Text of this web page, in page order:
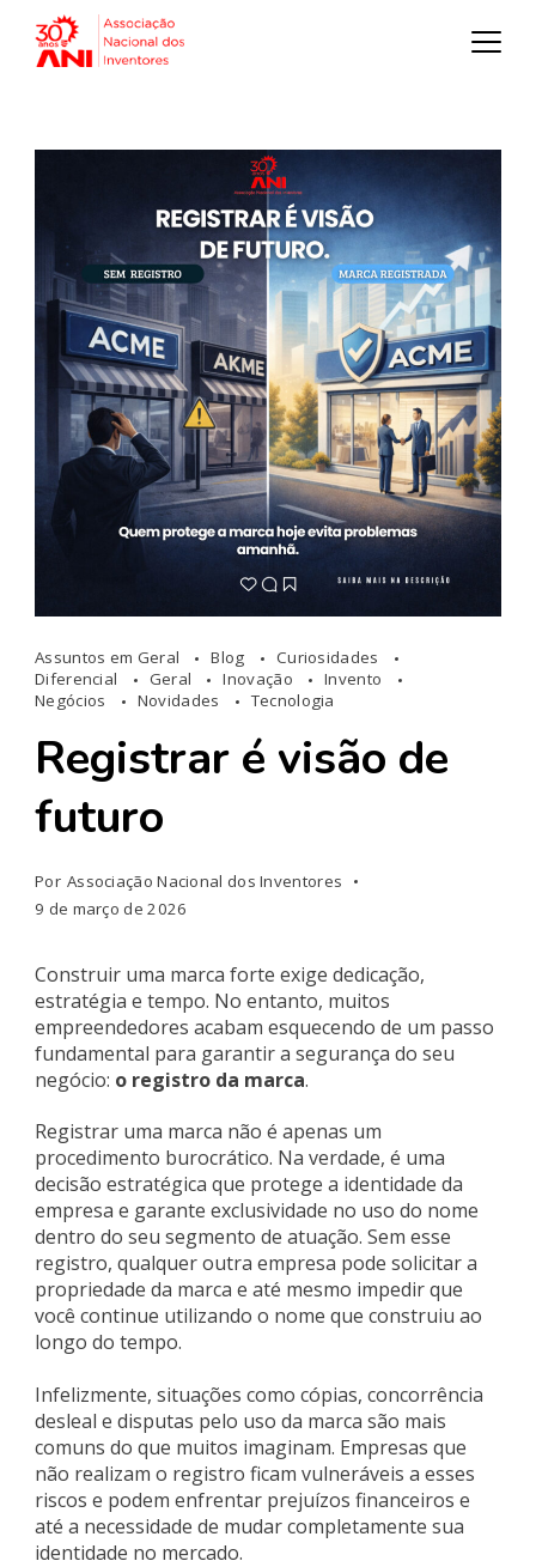
Assuntos em Geral Blog
Curiosidades
Diferencial
Geral Inovação
Invento
Negócios
Novidades Tecnologia
Registrar é visão de
futuro
Por Associação Nacional dos Inventores
9 de março de 2026
Construir uma marca forte exige dedicação,
estratégia e tempo. No entanto, muitos
empreendedores acabam esquecendo de um passo
fundamental para garantir a segurança do seu
negócio: o registro da marca.
Registrar uma marca não é apenas um
procedimento burocrático. Na verdade, é uma
decisão estratégica que protege a identidade da
empresa e garante exclusividade no uso do nome
dentro do seu segmento de atuação. Sem esse
registro, qualquer outra empresa pode solicitar a
propriedade da marca e até mesmo impedir que
você continue utilizando o nome que construiu ao
longo do tempo.
Infelizmente, situações como cópias, concorrência
desleal e disputas pelo uso da marca são mais
comuns do que muitos imaginam. Empresas que
não realizam o registro ficam vulneráveis a esses
riscos e podem enfrentar prejuízos financeiros e
até a necessidade de mudar completamente sua
identidade no mercado.